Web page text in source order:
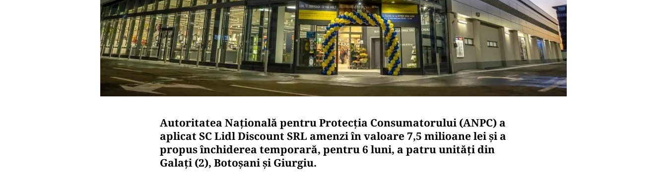
Autoritatea Națională pentru Protecția Consumatorului (ANPC) a
aplicat SC Lidl Discount SRL amenzi în valoare 7,5 milioane lei și a
propus închiderea temporară, pentru 6 luni, a patru unităţi din
Galați (2), Botoşani şi Giurgiu.